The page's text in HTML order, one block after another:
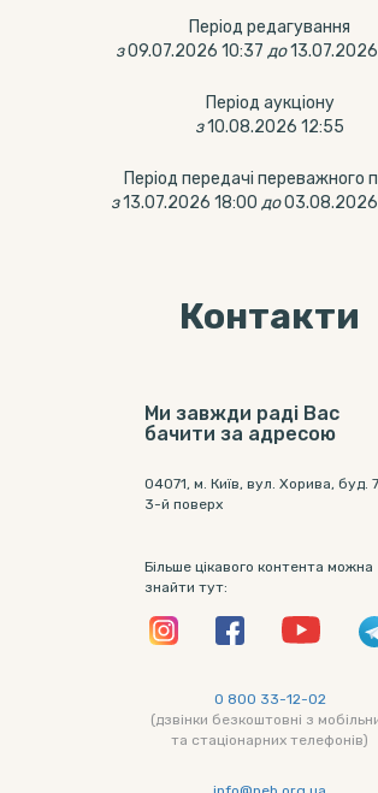
Період редагування
з 09.07.2026 10:37 до
Період аукціону
з10.08.2026 12:55
Період передачі переважного
з13.07.2026 18:00 до
Контакти
Ми завжди раді Вас
бачити за адресою
04071, м. Київ, вул. Хорива, буд.
3-й поверх
Більше цікавого контента можна
знайти тут:
0 800 33-12-02
(дзвінки безкоштовні з
та стаціонарних телефонів)